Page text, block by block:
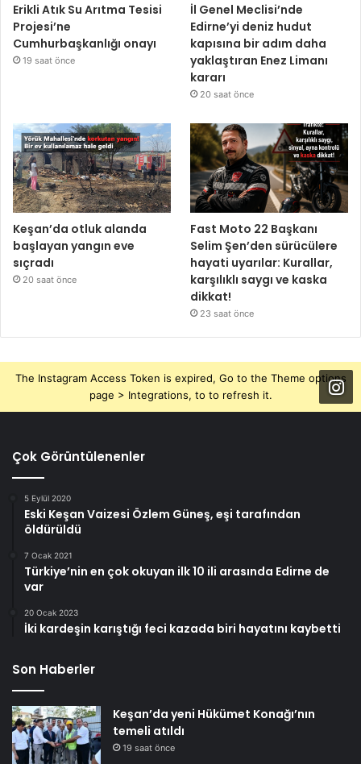
Erikli Atık Su Arıtma Tesisi
Projesi’ne
Cumhurbaşkanlığı onayı
19 saat önce
İl Genel Meclisi’nde
Edirne’yi deniz hudut
kapısına bir adım daha
yaklaştıran Enez Limanı
kararı
20 saat önce
Keşan’da otluk alanda
başlayan yangın eve
sıçradı
20 saat önce
Fast Moto 22 Başkanı
Selim Şen’den sürücülere
hayati uyarılar: Kurallar,
karşılıklı saygı ve kaska
dikkat!
23 saat önce
The Instagram Access Token is expired, Go to the Theme options
page > Integrations, to to refresh it.
Çok Görüntülenenler
5 Eylül 2020
Eski Keşan Vaizesi Özlem Güneş, eşi tarafından
öldürüldü
7 Ocak 2021
Türkiye’nin en çok okuyan ilk 10 ili arasında Edirne de
var
20 Ocak 2023
İki kardeşin karıştığı feci kazada biri hayatını kaybetti
Son Haberler
Keşan’da yeni Hükümet Konağı’nın
temeli atıldı
19 saat önce